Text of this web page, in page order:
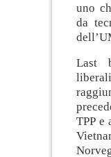
uno
da
Last
TPP